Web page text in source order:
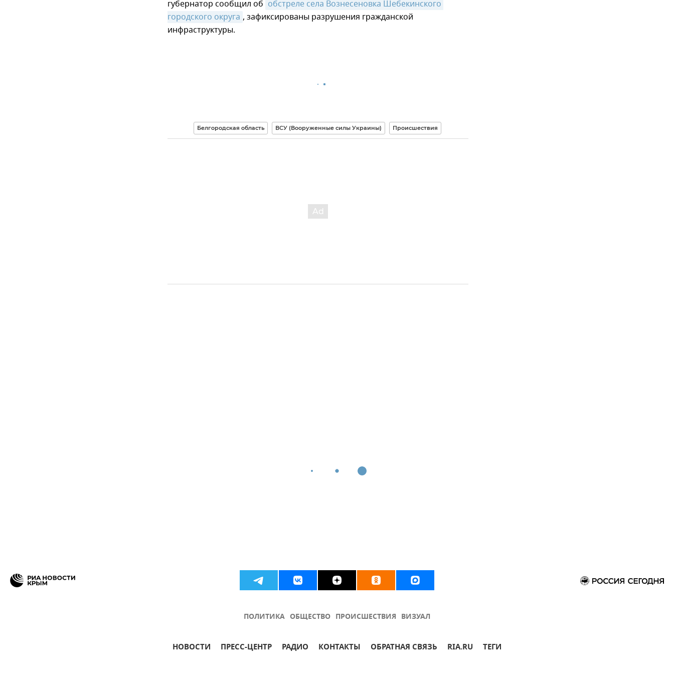
губернатор сообщил об обстреле села Вознесеновка Шебекинского
городского округа , зафиксированы разрушения гражданской
инфраструктуры.
Белгородская область ВСУ (Вооруженные силы Украины) Происшествия
ПОЛИТИКА ОБЩЕСТВО ПРОИСШЕСТВИЯ ВИЗУАЛ
НОВОСТИ ПРЕСС-ЦЕНТР РАДИО КОНТАКТЫ ОБРАТНАЯ СВЯЗЬ RIA.RU ТЕГИ